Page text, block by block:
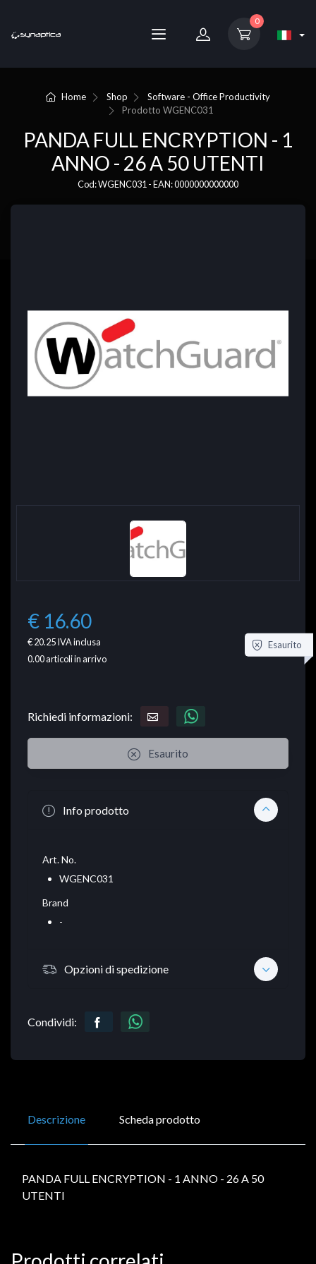
0
Home Shop
Software - Office Productivity
ProdottoWGENC031
PANDA FULL ENCRYPTION - 1
ANNO - 26 A 50 UTENTI
Cod: WGENC031 - EAN: 0000000000000
€ 16.60
€ 20.25IVA inclusa
0.00articoli in arrivo
Esaurito
Richiedi informazioni:
Esaurito
Info prodotto
Art. No.
WGENC031
Brand
-
Opzioni di spedizione
Condividi:
Descrizione Scheda prodotto
PANDA FULL ENCRYPTION - 1 ANNO - 26 A 50
UTENTI